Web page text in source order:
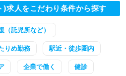
求人をこだわり条件から探す
（託児所など）
りめ勤務 駅近・徒歩圏内
企業で働く 健診